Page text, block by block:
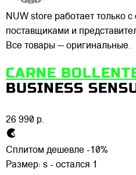
NUW store работает только
поставщиками и
Все товары — оригинальные.
CARNE
BUSINESS
26 990 р.
Сплитом дешевле -10%
Размер: s - остался 1